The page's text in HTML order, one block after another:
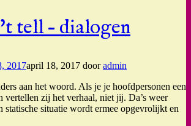
tell – dialogen
2017april 18, 2017 dooradmin
aan het woord. Als je je hoofdpersonen een
vertellen zij het verhaal, niet jij. Da’s weer
statische situatie wordt ermee opgevrolijkt en